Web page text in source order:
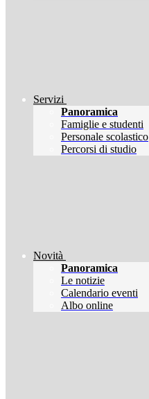
Servizi
Panoramica
Famiglie e studenti
Personale scolastico
Percorsi di studio
Novità
Panoramica
Le notizie
Calendario eventi
Albo online